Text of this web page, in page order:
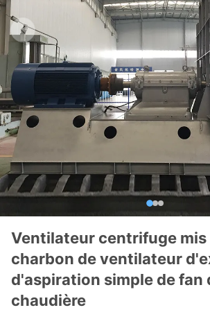
Ventilateur centrifuge mis
charbon de ventilateur
d'aspiration simple de fan
chaudière